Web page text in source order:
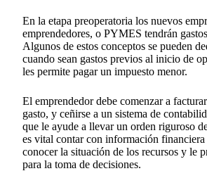
En la etapa preoperatoria los nuevos
emprendedores, o PYMES tendrán
Algunos de estos conceptos se pueden
cuando sean gastos previos al inicio de
les permite pagar un impuesto menor.
El emprendedor debe comenzar a
gasto, y ceñirse a un sistema de
que le ayude a llevar un orden riguroso
es vital contar con información financiera
conocer la situación de los recursos y le
para la toma de decisiones.